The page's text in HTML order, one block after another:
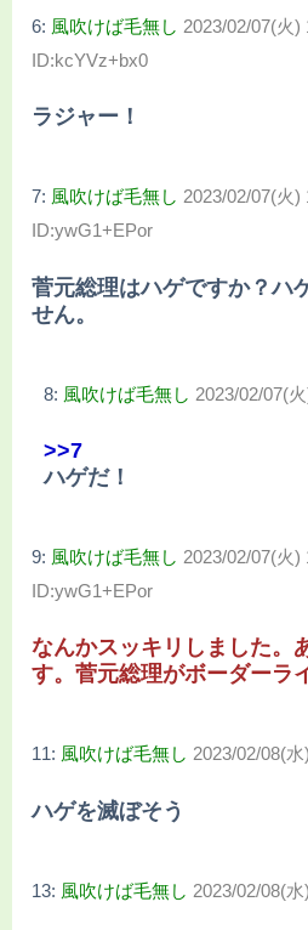
6: 風吹けば毛無し 2023/02/07(火)
ID:kcYVz+bx0
ラジャー！
7: 風吹けば毛無し 2023/02/07(火)
ID:ywG1+EPor
菅元総理はハゲですか？ハ
せん。
8: 風吹けば毛無し 2023/02/07(
>>7
ハゲだ！
9: 風吹けば毛無し 2023/02/07(火)
ID:ywG1+EPor
なんかスッキリしました。
す。菅元総理がボーダーラ
11: 風吹けば毛無し 2023/02/08(
ハゲを滅ぼそう
13: 風吹けば毛無し 2023/02/08(